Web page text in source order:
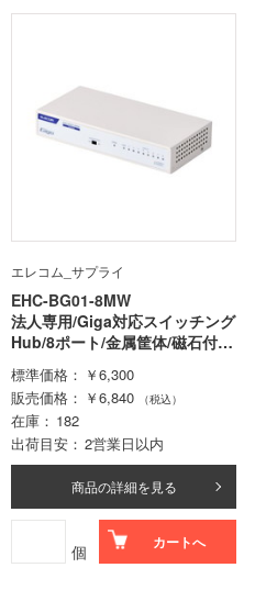
エレコム_サプライ
EHC-BG01-8MW
法人専用/Giga対応スイッチング
Hub/8ポート/金属筐体/磁石付
き/電源内蔵モデル/ホワイト
標準価格
￥6,300
販売価格
￥6,840 （税込）
在庫
182
出荷目安
2営業日以内
商品の詳細を見る
個 カートへ